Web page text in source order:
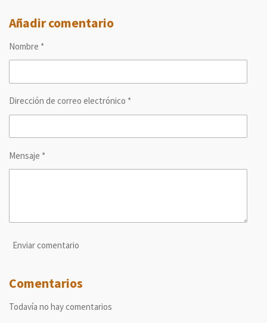
p
a
t
p
a
p
a
p
a
Añadir comentario
Nombre *
Dirección de correo electrónico *
Mensaje *
Enviar comentario
Comentarios
Todavía no hay comentarios